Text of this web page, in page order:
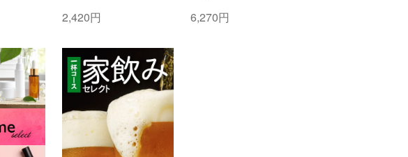
2,420円 6,270円